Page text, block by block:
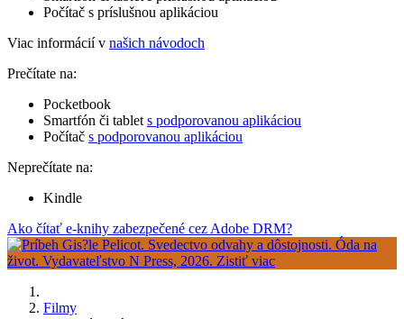
Počítač s príslušnou aplikáciou
Viac informácií v našich návodoch
Prečítate na:
Pocketbook
Smartfón či tablet s podporovanou aplikáciou
Počítač s podporovanou aplikáciou
Neprečítate na:
Kindle
Ako čítať e-knihy zabezpečené cez Adobe DRM?
Filmy